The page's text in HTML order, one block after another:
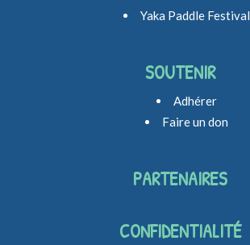
Yaka Paddle Festival
SOUTENIR
Adhérer
Faire un don
PARTENAIRES
CONFIDENTIALITÉ